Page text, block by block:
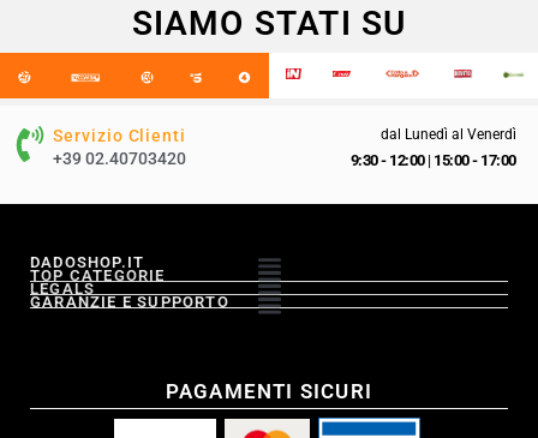
SIAMO STATI SU
Servizio Clienti
+39 02.40703420
dal Lunedì al Venerdì
9:30 - 12:00| 15:00 - 17:00
DADOSHOP.IT
TOP CATEGORIE
LEGALS
GARANZIE E SUPPORTO
PAGAMENTI SICURI